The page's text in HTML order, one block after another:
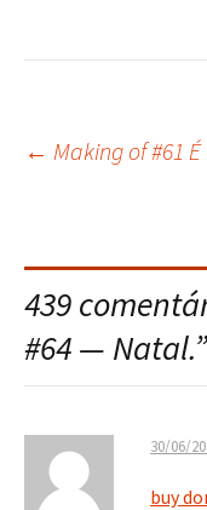
do
post
← Making of #61
439
#64 — Natal.”
30/06/
buy